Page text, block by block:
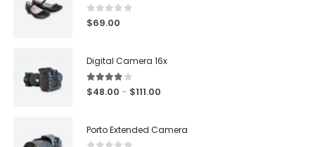
0out of 5
$69.00
Digital Camera 16x
4.00out of 5
$48.00 – $111.00
Porto Extended Camera